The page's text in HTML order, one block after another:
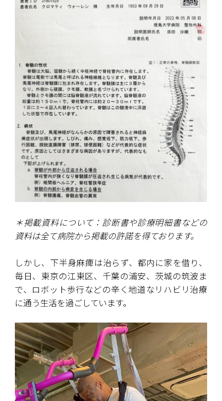
＊掲載資料について：診断書や診療明細書などの
資料は全て病院から掲載の許諾を得ております。
しかし、下半身麻痺は治らず、都内に家を借り、
毎日、東京の江東区、千葉の浦安、茨城の筑波ま
で、ロボット歩行などの辛く地道なリハビリ治療
に通う生活を過ごしています。